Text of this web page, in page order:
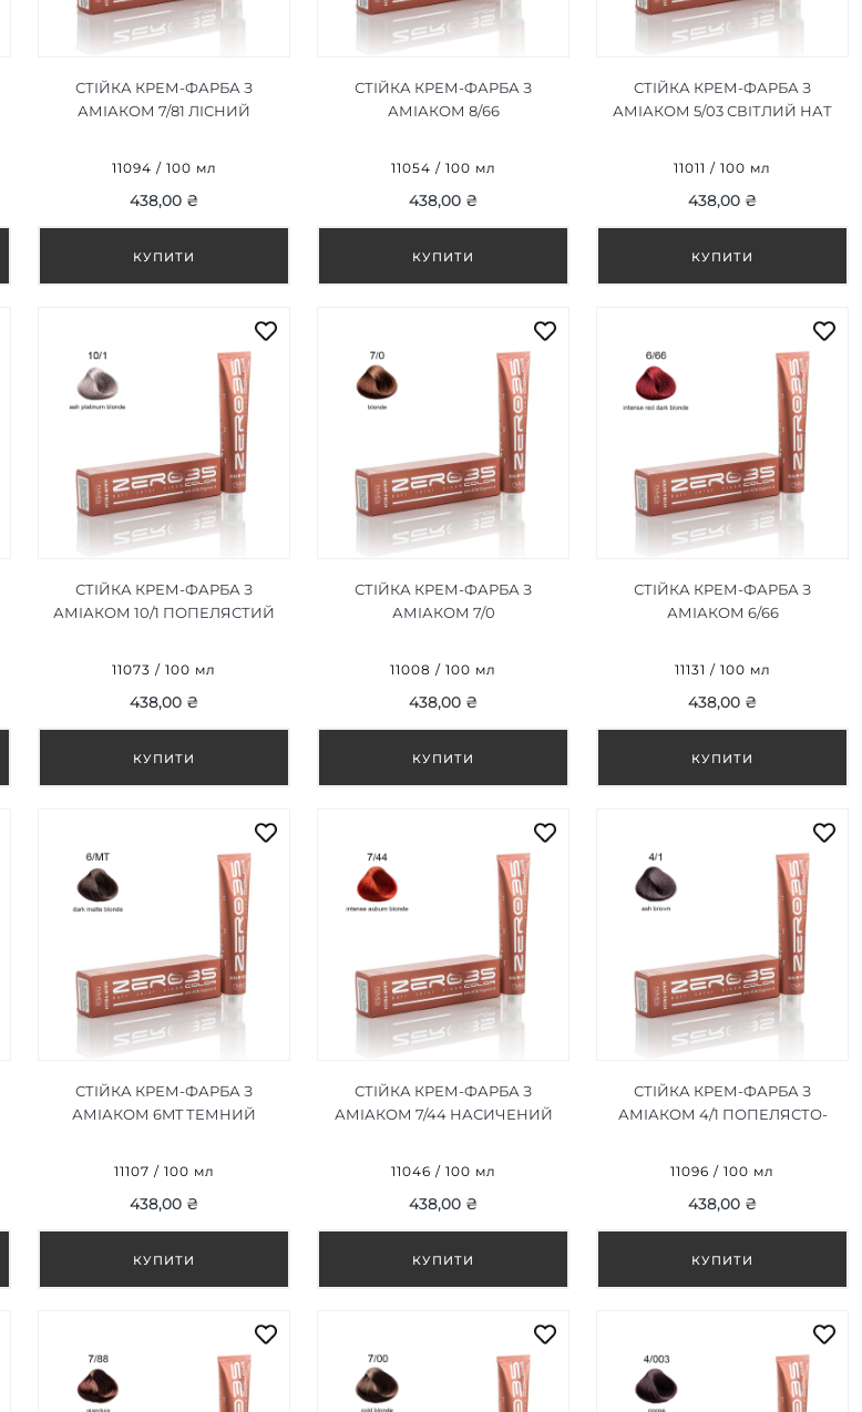
СТІЙКА КРЕМ-ФАРБА З
АМІАКОМ 7/81 ЛІCНИЙ
11094 / 100 мл
438,00 ₴
СТІЙКА КРЕМ-ФАРБА З
АМІАКОМ 8/66
RED LIGHT BLONDE 100ML
11054 / 100 мл
438,00 ₴
СТІЙКА КРЕМ-ФАРБА З
АМІАКОМ 5/03 СВІТЛИЙ НАТ
100ML
11011 / 100 мл
438,00 ₴
СТІЙКА КРЕМ-ФАРБА З
АМІАКОМ 10/1 ПОПЕЛЯСТИЙ
11073 / 100 мл
438,00 ₴
СТІЙКА КРЕМ-ФАРБА З
АМІАКОМ 7/0
11008 / 100 мл
438,00 ₴
СТІЙКА КРЕМ-ФАРБА З
АМІАКОМ 6/66
RED DARK BLONDE 100ML
11131 / 100 мл
438,00 ₴
СТІЙКА КРЕМ-ФАРБА З
АМІАКОМ 6MT ТЕМНИЙ
11107 / 100 мл
438,00 ₴
СТІЙКА КРЕМ-ФАРБА З
АМІАКОМ 7/44 НАСИЧЕНИЙ
BLONDE 100ML
11046 / 100 мл
438,00 ₴
СТІЙКА КРЕМ-ФАРБА З
АМІАКОМ 4/1 ПОПЕЛЯСТО-
11096 / 100 мл
438,00 ₴